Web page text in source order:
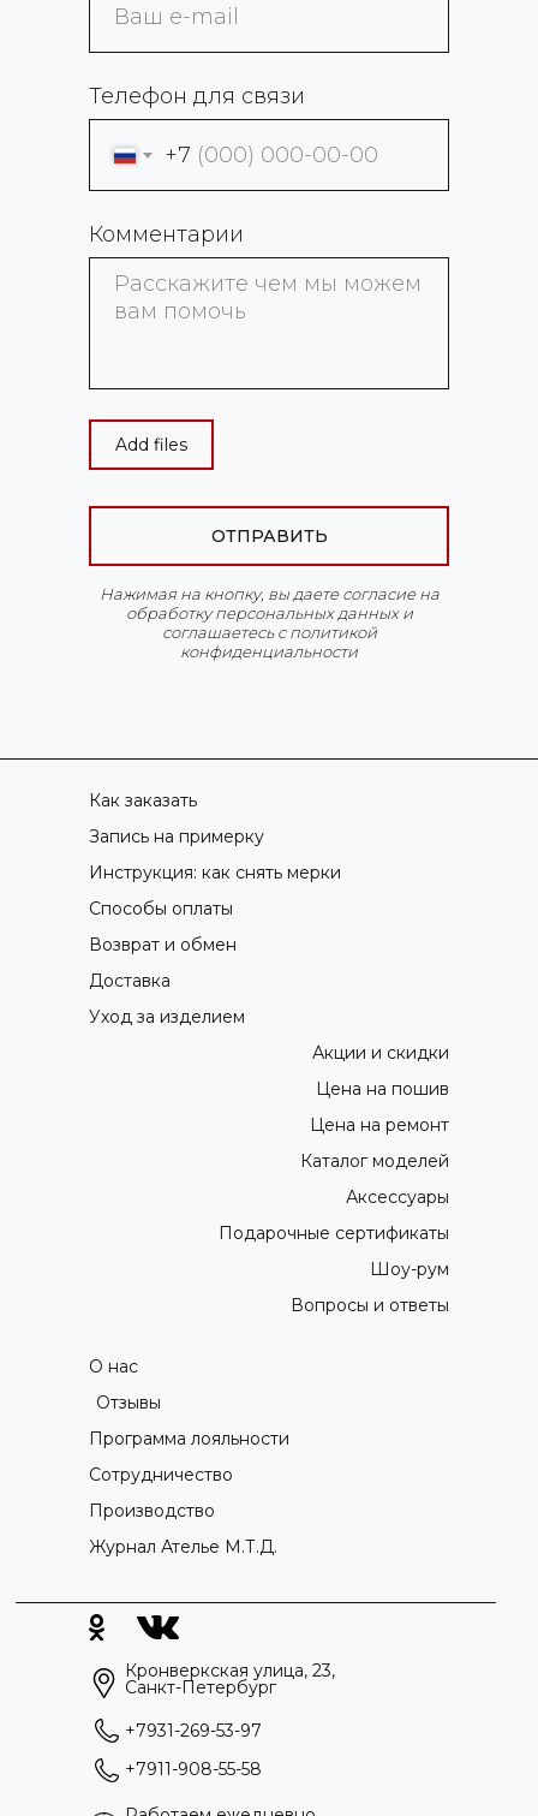
Телефон для связи
+7
Комментарии
Add files
ОТПРАВИТЬ
Нажимая на кнопку, вы даете согласие на
обработку персональных данных и
соглашаетесь c политикой
конфиденциальности
О нас
+7931-269-53-97
Отзывы
Производство
Сотрудничество
+7911-908-55-58
Кронверкская улица, 23,
Санкт-Петербург
Программа лояльности
Как заказать
Запись на примерку
Инструкция: как снять мерки
Способы оплаты
Возврат и обмен
Доставка
Уход за изделием
Акции и скидки
Цена на пошив
Каталог моделей
Аксессуары
Подарочные сертификаты
Шоу-рум
Вопросы и ответы
Журнал Ателье М.Т.Д.
Цена на ремонт